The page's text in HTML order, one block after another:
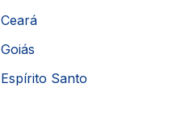
Ceará
Goiás
Espírito Santo